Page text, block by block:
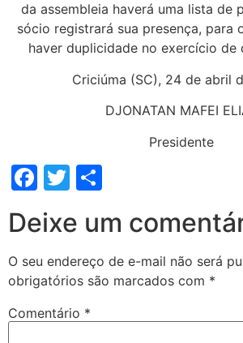
da assembleia haverá uma lista de
sócio registrará sua presença, para
haver duplicidade no exercício
Criciúma (SC), 24 de abril
DJONATAN MAFEI
Presidente
Facebook
Twitter
Deixe um
O seu endereço de e-mail não será
obrigatórios são marcados com *
Comentário *